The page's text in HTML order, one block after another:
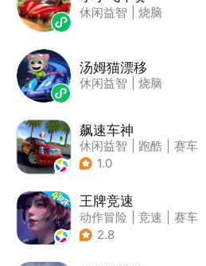
休闲益智 烧脑
汤姆猫漂移
休闲益智 烧脑
飙速车神
休闲益智 跑酷
赛车
| 漂移
1.0
王牌竞速
动作冒险 竞速
赛车
| 漂移
2.8